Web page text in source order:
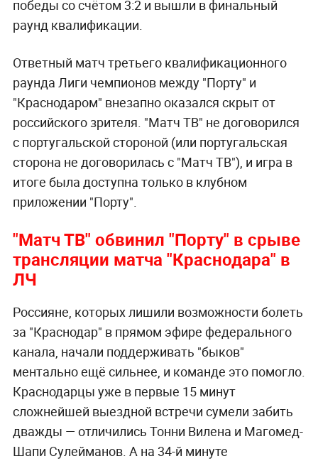
победы со счётом 3:2 и вышли в финальный
раунд квалификации.
Ответный матч третьего квалификационного
раунда Лиги чемпионов между "Порту" и
"Краснодаром" внезапно оказался скрыт от
российского зрителя. "Матч ТВ" не договорился
с португальской стороной (или португальская
сторона не договорилась с "Матч ТВ"), и игра в
итоге была доступна только в клубном
приложении "Порту".
"Матч ТВ" обвинил "Порту" в срыве
трансляции матча "Краснодара" в
ЛЧ
Россияне, которых лишили возможности болеть
за "Краснодар" в прямом эфире федерального
канала, начали поддерживать "быков"
ментально ещё сильнее, и команде это помогло.
Краснодарцы уже в первые 15 минут
сложнейшей выездной встречи сумели забить
дважды — отличились Тонни Вилена и Магомед-
Шапи Сулейманов. А на 34-й минуте